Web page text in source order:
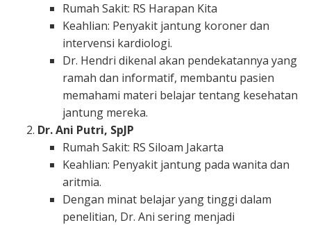
Rumah Sakit: RS Harapan Kita
Keahlian: Penyakit jantung koroner dan
intervensi kardiologi.
Dr. Hendri dikenal akan pendekatannya yang
ramah dan informatif, membantu pasien
memahami materi belajar tentang kesehatan
jantung mereka.
Dr. Ani Putri, SpJP
Rumah Sakit: RS Siloam Jakarta
Keahlian: Penyakit jantung pada wanita dan
aritmia.
Dengan minat belajar yang tinggi dalam
penelitian, Dr. Ani sering menjadi